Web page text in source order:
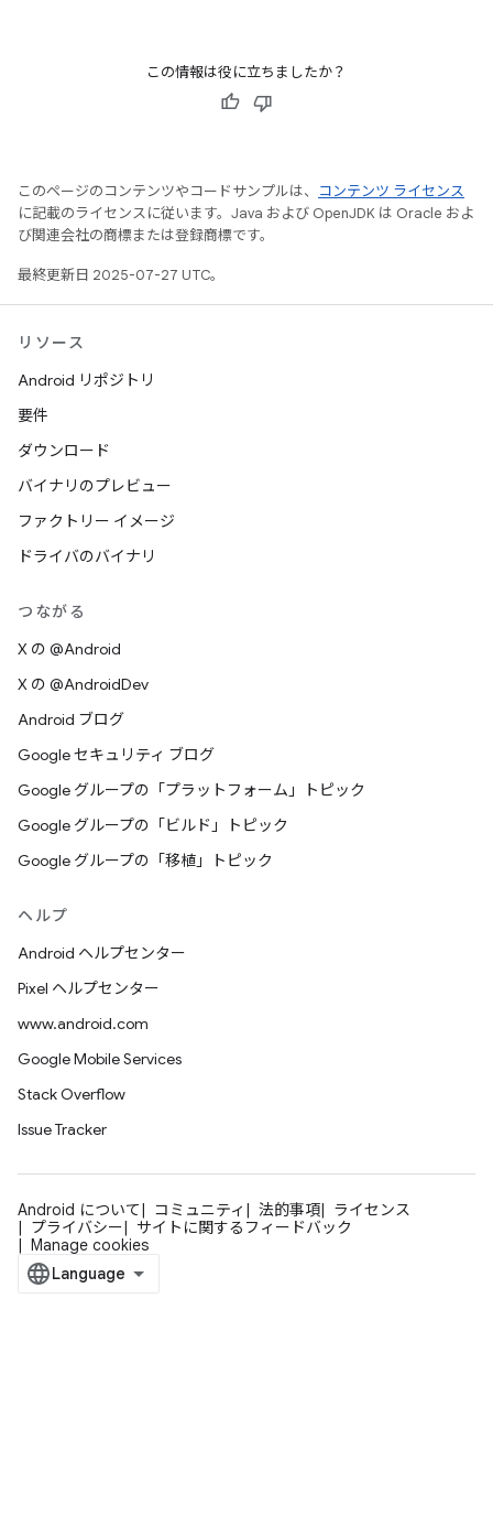
この情報は役に立ちましたか？
このページのコンテンツやコードサンプルは、
コンテンツ ライセンス
に記載のライセンスに従います。Java および OpenJDK は Oracle およ
び関連会社の商標または登録商標です。
最終更新日 2025-07-27 UTC。
リソース
Android リポジトリ
要件
ダウンロード
バイナリのプレビュー
ファクトリー イメージ
ドライバのバイナリ
つながる
X の @Android
X の @AndroidDev
Android ブログ
Google セキュリティ ブログ
Google グループの「プラットフォーム」トピック
Google グループの「ビルド」トピック
Google グループの「移植」トピック
ヘルプ
Android ヘルプセンター
Pixel ヘルプセンター
www.android.com
Google Mobile Services
Stack Overflow
Issue Tracker
Android について コミュニティ 法的事項
ライセンス
プライバシー
サイトに関するフィードバック
Manage cookies